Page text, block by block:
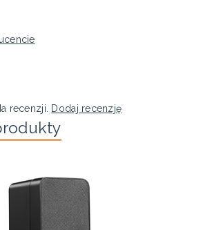
recenzji. Dodaj recenzję